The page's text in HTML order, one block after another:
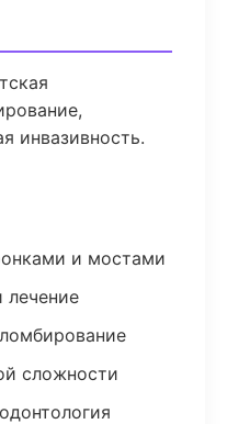
инвазивность.
и мостами
лечение
сложности